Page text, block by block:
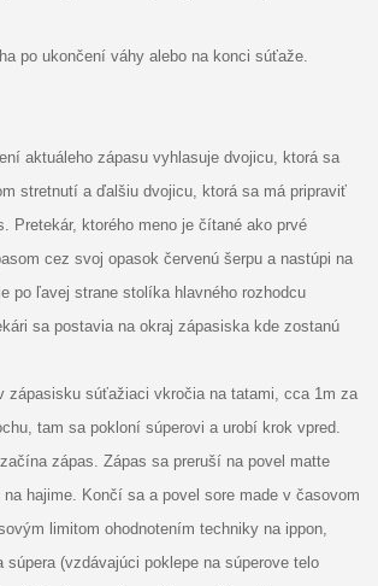
po ukončení váhy alebo na konci súťaže.
aktuáleho zápasu vyhlasuje dvojicu, ktorá sa
stretnutí a ďalšiu dvojicu, ktorá sa má pripraviť
Pretekár, ktorého meno je čítané ako prvé
cez svoj opasok červenú šerpu a nastúpi na
po ľavej strane stolíka hlavného rozhodcu
sa postavia na okraj zápasiska kde zostanú
zápasisku súťažiaci vkročia na tatami, cca 1m za
tam sa pokloní súperovi a urobí krok vpred.
zápas. Zápas sa preruší na povel matte
hajime. Končí sa a povel sore made v časovom
limitom ohodnotením techniky na ippon,
súpera (vzdávajúci poklepe na súperove telo